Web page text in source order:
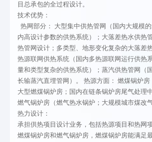
01
关于我
们
关于我们
02
业务范
围
项目可行
03
服务领
域
化工医药
04
工程案
例
工业硫酸
目总承包的全过程设计。
技术优势：
热网部分： 大型集中供热管网（国内大规模
内高设计参数的供热系统）；大落差热水供热
热管网设计；多类型、地形变化复杂的大落差
热源联网供热系统（国内多热源联网运行供热
量和类型复杂的供热系统）；蒸汽供热管网（
长输蒸汽直埋管网）。 热源方面： 燃煤锅炉
大型燃煤锅炉房；国内在链条锅炉房尾气处理
燃气锅炉房（燃气热水锅炉；大规模城市煤改气
热力设计：
承担供热项目设计业务，包括热源项目和热网
燃煤锅炉房和燃气锅炉房，燃煤锅炉房能满足